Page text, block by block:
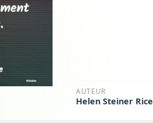
AUTEUR
Helen Steiner Rice